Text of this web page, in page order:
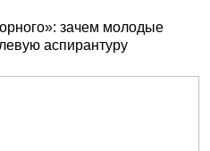
зачем молодые
аспирантуру